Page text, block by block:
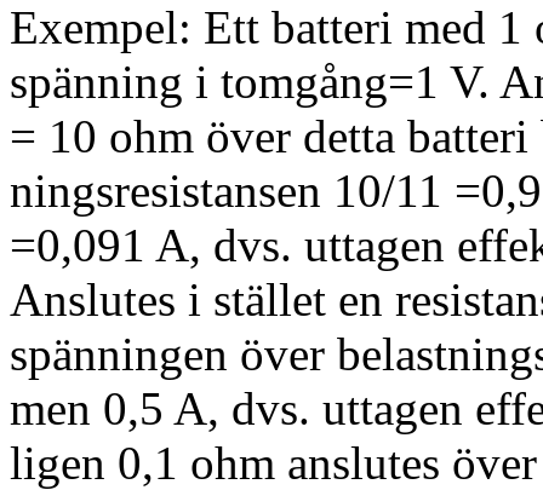
Exempel: Ett batteri med 1
spänning i tomgång=1 V.
= 10 ohm över detta
ningsresistansen 10/11
=0,091 A, dvs. uttagen
Anslutes i stället en
spänningen över
men 0,5 A, dvs. uttagen
ligen 0,1 ohm anslutes